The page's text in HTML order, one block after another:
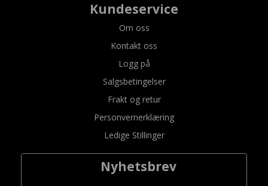
Kundeservice
Om oss
Kontakt oss
Logg på
Salgsbetingelser
Frakt og retur
Personvernerklæring
Ledige Stillinger
Nyhetsbrev